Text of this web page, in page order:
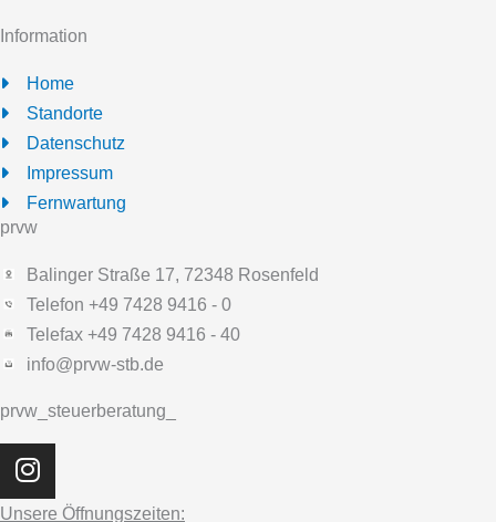
Information
Home
Standorte
Datenschutz
Impressum
Fernwartung
prvw
Balinger Straße 17, 72348 Rosenfeld
Telefon +49 7428 9416 - 0
Telefax +49 7428 9416 - 40
info@prvw-stb.de
prvw_steuerberatung_
I
n
s
Unsere Öffnungszeiten: